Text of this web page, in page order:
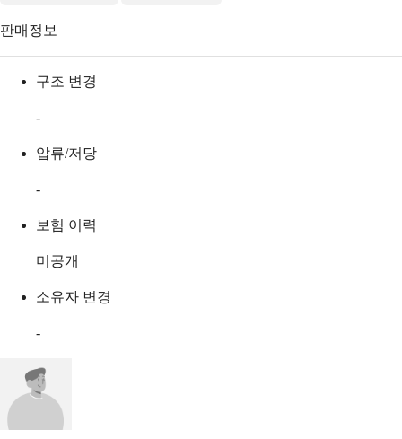
판매정보
구조 변경
-
압류/저당
-
보험 이력
미공개
소유자 변경
-